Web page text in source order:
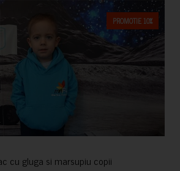
PROMOTIE 10%
cu gluga si marsupiu copii